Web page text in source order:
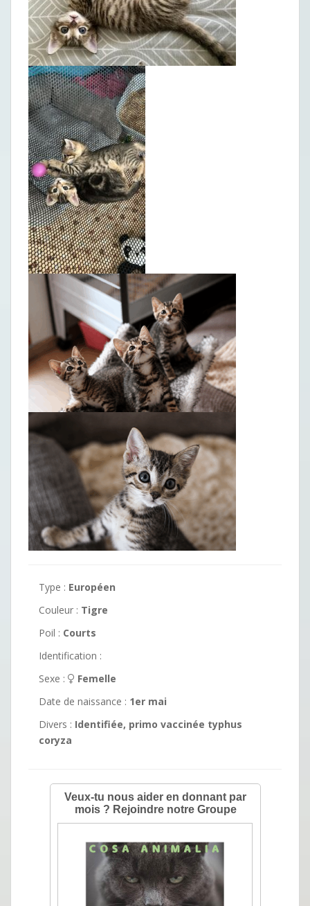
Type : Européen
Couleur : Tigre
Poil : Courts
Identification :
Sexe :
Femelle
Date de naissance : 1er mai
Divers : Identifiée, primo vaccinée typhus
coryza